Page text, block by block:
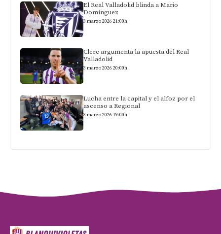
El Real Valladolid blinda a Mario
Domínguez
3 marzo 2026 21:00h
Clerc argumenta la apuesta del Real
Valladolid
3 marzo 2026 20:00h
Lucha entre la capital y el alfoz por el
ascenso a Regional
3 marzo 2026 19:00h